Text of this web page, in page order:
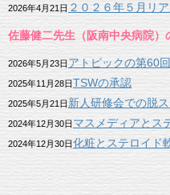
2026年4月21日 ２０２６年５月リ
佐藤健二先生（阪南中央病院）
2026年5月23日 アトピックの第60
2025年11月28日TSWの承認
2025年5月21日 新人研修会での脱
2024年12月30日 マスメディアとス
2024年12月30日化粧とステロイド